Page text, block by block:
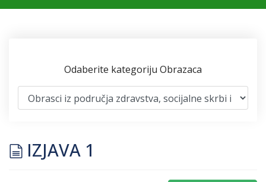
Odaberite kategoriju Obrazaca
document
IZJAVA 1